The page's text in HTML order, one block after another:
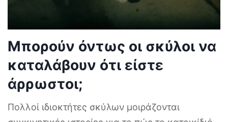
Μπορούν όντως οι σκύλοι να
καταλάβουν ότι είστε
άρρωστοι;
Πολλοί ιδιοκτήτες σκύλων μοιράζονται